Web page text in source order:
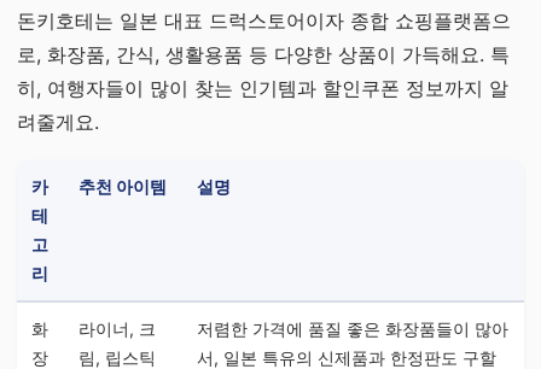
돈키호테는 일본 대표 드럭스토어이자 종합 쇼핑플랫폼으
로, 화장품, 간식, 생활용품 등 다양한 상품이 가득해요. 특
히, 여행자들이 많이 찾는 인기템과 할인쿠폰 정보까지 알
려줄게요.
카
테
고
리
추천 아이템 설명
화
장
라이너, 크
림, 립스틱
저렴한 가격에 품질 좋은 화장품들이 많아
서, 일본 특유의 신제품과 한정판도 구할